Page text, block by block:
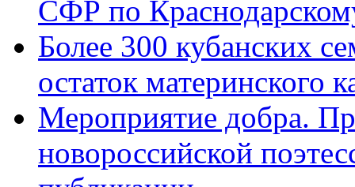
СФР по
Более 300 кубанских
остаток материнского
Мероприятие добра.
новороссийской